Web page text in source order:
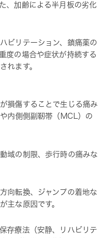
、加齢による半月板の劣化
ビリテーション、鎮痛薬の
度の場合や症状が持続する
れます。
損傷することで生じる痛み
内側側副靭帯（MCL）の
域の制限、歩行時の痛みな
向転換、ジャンプの着地な
主な原因です。
存療法（安静、リハビリテ